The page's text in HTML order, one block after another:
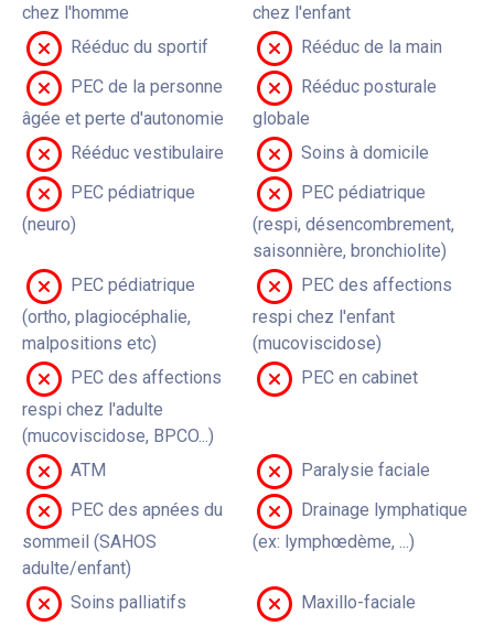
chez l'homme
chez l'enfant
Rééduc du sportif
Rééduc de la main
PEC de la personne
âgée et perte d'autonomie
Rééduc posturale
globale
Rééduc vestibulaire
Soins à domicile
PEC pédiatrique
(neuro)
PEC pédiatrique
(respi, désencombrement,
saisonnière, bronchiolite)
PEC pédiatrique
(ortho, plagiocéphalie,
malpositions etc)
PEC des affections
respi chez l'enfant
(mucoviscidose)
PEC des affections
respi chez l'adulte
(mucoviscidose, BPCO...)
PEC en cabinet
ATM
Paralysie faciale
PEC des apnées du
sommeil (SAHOS
adulte/enfant)
Drainage lymphatique
(ex: lymphœdème, ...)
Soins palliatifs
Maxillo-faciale